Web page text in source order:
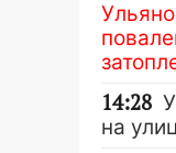
14:28
на